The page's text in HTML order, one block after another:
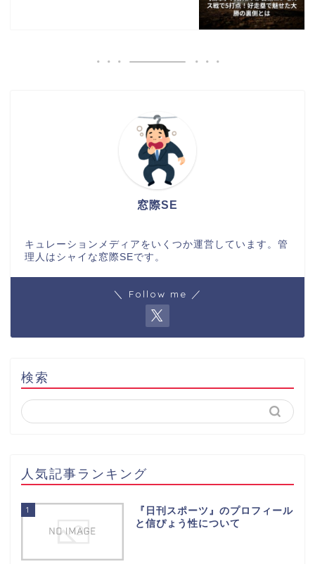
窓際SE
キュレーションメディアをいくつか運営しています。管
理人はシャイな窓際SEです。
＼ Follow me ／
検索
人気記事ランキング
1
『日刊スポーツ』のプロフィール
と信ぴょう性について